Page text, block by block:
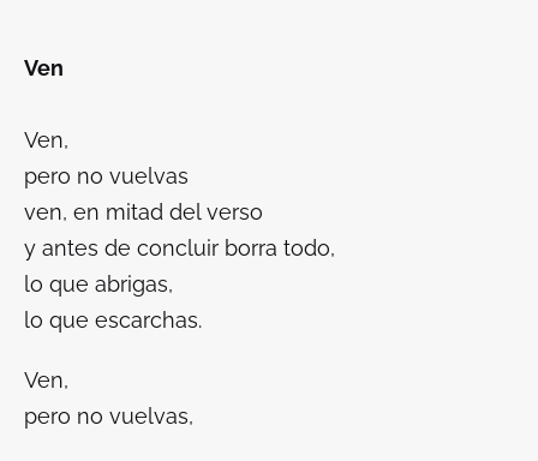
Ven
Ven,
pero no vuelvas
ven, en mitad del verso
y antes de concluir borra todo,
lo que abrigas,
lo que escarchas.
Ven,
pero no vuelvas,